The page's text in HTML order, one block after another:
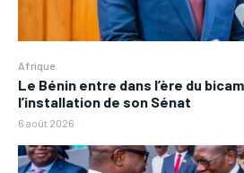
Afrique
Le Bénin entre dans l’ère du
l’installation de son Sénat
6 août 2026